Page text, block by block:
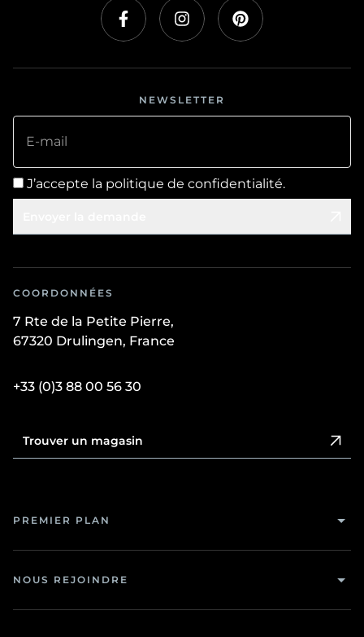
NEWSLETTER
E-mail
J’accepte la politique de confidentialité.
COORDONNÉES
7 Rte de la Petite Pierre,
67320 Drulingen, France
+33 (0)3 88 00 56 30
Trouver un magasin
PREMIER PLAN
NOUS REJOINDRE